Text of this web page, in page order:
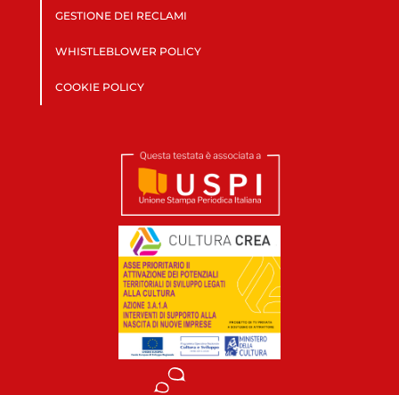
GESTIONE DEI RECLAMI
WHISTLEBLOWER POLICY
COOKIE POLICY